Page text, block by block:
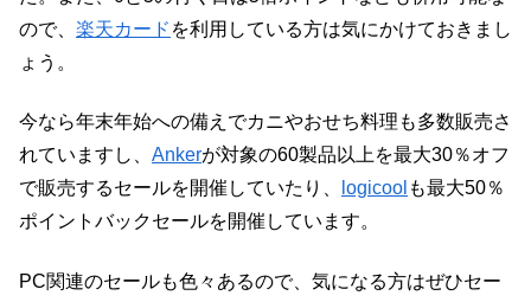
ので、 楽天カード を利用している方は気にかけておきまし
ょう。
今なら年末年始への備えでカニやおせち料理も多数販売さ
れていますし、 Ankerが対象の60製品以上を最大30％オフ
で販売するセールを開催していたり、
logicool も最大50％
ポイントバックセールを開催しています。
PC関連のセールも色々あるので、気になる方はぜひセー